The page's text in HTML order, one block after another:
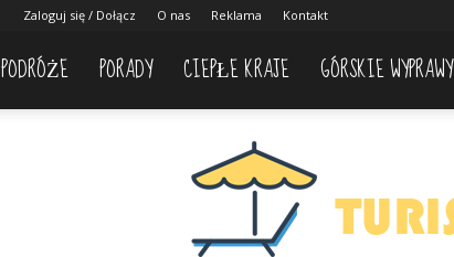
Zaloguj się / Dołącz O nas Reklama Kontakt
PODRÓŻE PORADY CIEPŁE KRAJE GÓRSKIE WYPRAWY